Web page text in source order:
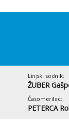
Linjski sodnik:
ŽUBER
Časomerilec:
PETERCA